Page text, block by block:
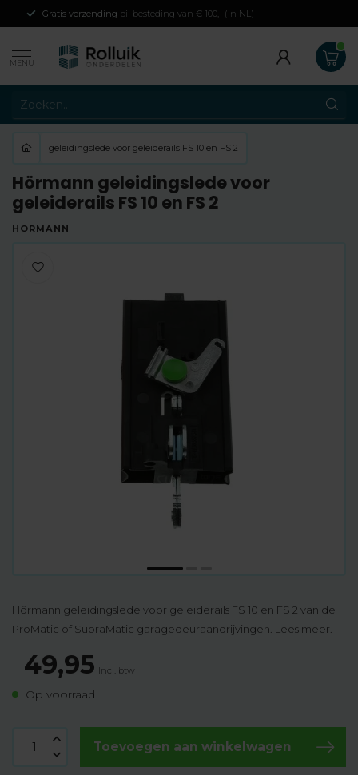
Gratis verzending bij besteding van € 100,- (in NL)
MENU
geleidingslede voor geleiderails FS 10 en FS 2
Hörmann geleidingslede voor
geleiderails FS 10 en FS 2
HÖRMANN
Hörmann geleidingslede voor geleiderails FS 10 en FS 2 van de
ProMatic of SupraMatic garagedeuraandrijvingen. Lees meer
49,95 Incl. btw
Op voorraad
Toevoegen aan winkelwagen